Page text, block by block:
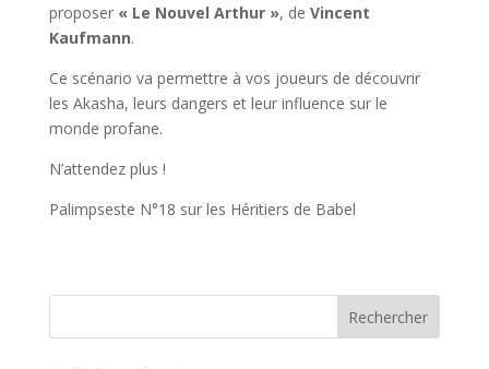
proposer « Le Nouvel Arthur », de Vincent
Kaufmann.
Ce scénario va permettre à vos joueurs de découvrir
les Akasha, leurs dangers et leur influence sur le
monde profane.
N’attendez plus !
Palimpseste N°18 sur les Héritiers de Babel